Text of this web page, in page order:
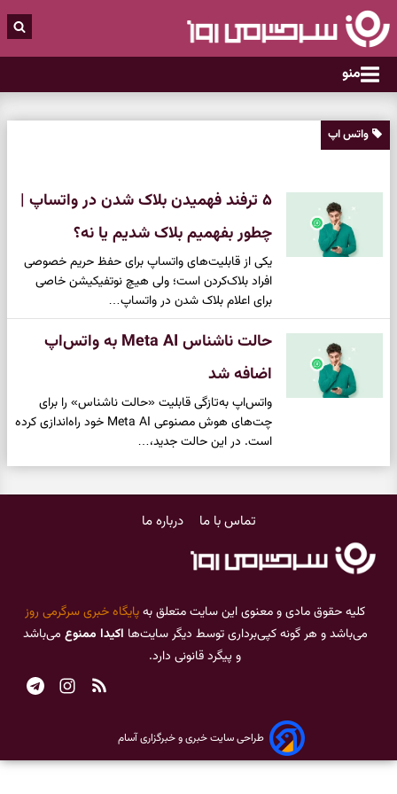
منو
واتس اپ
۵ ترفند فهمیدن بلاک شدن در واتساپ |
چطور بفهمیم بلاک شدیم یا نه؟
یکی از قابلیت‌های واتساپ برای حفظ حریم خصوصی
افراد بلاک‌کردن است؛ ولی هیچ نوتفیکیشن خاصی
برای اعلام بلاک شدن در واتساپ…
حالت ناشناس Meta AI به واتس‌اپ
اضافه شد
واتس‌اپ به‌تازگی قابلیت «حالت ناشناس» را برای
چت‌های هوش مصنوعی Meta AI خود راه‌اندازی کرده
است. در این حالت جدید،…
تماس با ما درباره ما
کلیه حقوق مادی و معنوی این سایت متعلق بهپایگاه خبری سرگرمی روز
می‌باشد و هر گونه کپی‌برداری توسط دیگر سایت‌ها اکیدا ممنوع می‌باشد
و پیگرد قانونی دارد.
طراحی سایت خبری و خبرگزاری آسام